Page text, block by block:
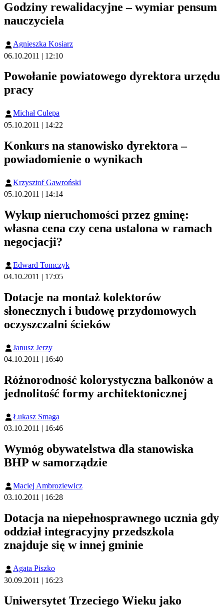
Godziny rewalidacyjne – wymiar pensum
nauczyciela
Agnieszka Kosiarz
06.10.2011 | 12:10
Powołanie powiatowego dyrektora urzędu
pracy
Michał Culepa
05.10.2011 | 14:22
Konkurs na stanowisko dyrektora –
powiadomienie o wynikach
Krzysztof Gawroński
05.10.2011 | 14:14
Wykup nieruchomości przez gminę:
własna cena czy cena ustalona w ramach
negocjacji?
Edward Tomczyk
04.10.2011 | 17:05
Dotacje na montaż kolektorów
słonecznych i budowę przydomowych
oczyszczalni ścieków
Janusz Jerzy
04.10.2011 | 16:40
Różnorodność kolorystyczna balkonów a
jednolitość formy architektonicznej
Łukasz Smaga
03.10.2011 | 16:46
Wymóg obywatelstwa dla stanowiska
BHP w samorządzie
Maciej Ambroziewicz
03.10.2011 | 16:28
Dotacja na niepełnosprawnego ucznia gdy
oddział integracyjny przedszkola
znajduje się w innej gminie
Agata Piszko
30.09.2011 | 16:23
Uniwersytet Trzeciego Wieku jako